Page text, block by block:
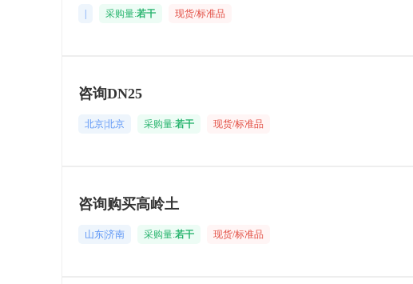
采购量:若干 现货/标准品
咨询DN25
北京|北京 采购量:若干 现货/标准品
咨询购买高岭土
山东|济南 采购量:若干 现货/标准品